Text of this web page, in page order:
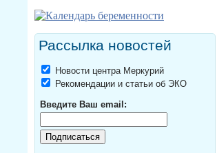
Рассылка новостей
Новости центра Меркурий
Рекомендации и статьи об ЭКО
Введите Ваш email: